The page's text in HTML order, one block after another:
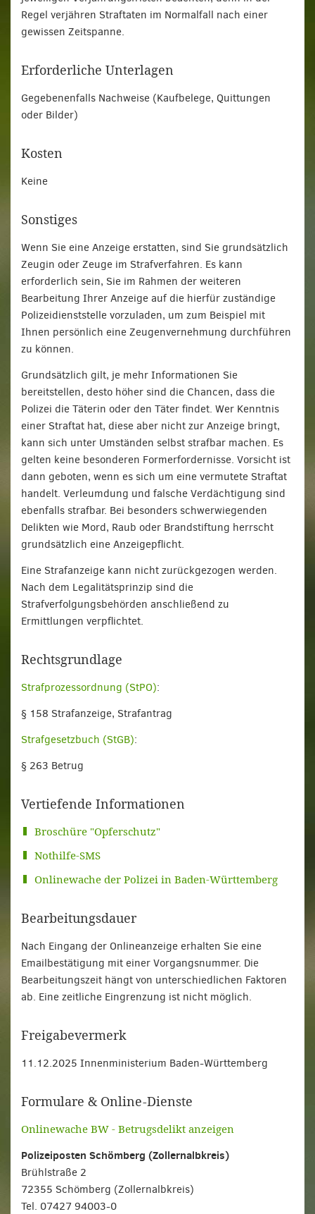
Regel verjähren Straftaten im Normalfall nach einer
gewissen Zeitspanne.
Erforderliche Unterlagen
Gegebenenfalls Nachweise (Kaufbelege, Quittungen
oder Bilder)
Kosten
Keine
Sonstiges
Wenn Sie eine Anzeige erstatten, sind Sie grundsätzlich
Zeugin oder Zeuge im Strafverfahren. Es kann
erforderlich sein, Sie im Rahmen der weiteren
Bearbeitung Ihrer Anzeige auf die hierfür zuständige
Polizeidienststelle vorzuladen, um zum Beispiel mit
Ihnen persönlich eine Zeugenvernehmung durchführen
zu können.
Grundsätzlich gilt, je mehr Informationen Sie
bereitstellen, desto höher sind die Chancen, dass die
Polizei die Täterin oder den Täter findet. Wer Kenntnis
einer Straftat hat, diese aber nicht zur Anzeige bringt,
kann sich unter Umständen selbst strafbar machen. Es
gelten keine besonderen Formerfordernisse. Vorsicht ist
dann geboten, wenn es sich um eine vermutete Straftat
handelt. Verleumdung und falsche Verdächtigung sind
ebenfalls strafbar. Bei besonders schwerwiegenden
Delikten wie Mord, Raub oder Brandstiftung herrscht
grundsätzlich eine Anzeigepflicht.
Eine Strafanzeige kann nicht zurückgezogen werden.
Nach dem Legalitätsprinzip sind die
Strafverfolgungsbehörden anschließend zu
Ermittlungen verpflichtet.
Rechtsgrundlage
Strafprozessordnung (StPO):
§ 158 Strafanzeige, Strafantrag
Strafgesetzbuch (StGB):
§ 263 Betrug
Vertiefende Informationen
Broschüre "Opferschutz"
Nothilfe-SMS
Onlinewache der Polizei in Baden-Württemberg
Bearbeitungsdauer
Nach Eingang der Onlineanzeige erhalten Sie eine
Emailbestätigung mit einer Vorgangsnummer. Die
Bearbeitungszeit hängt von unterschiedlichen Faktoren
ab. Eine zeitliche Eingrenzung ist nicht möglich.
Freigabevermerk
11.12.2025 Innenministerium Baden-Württemberg
Formulare & Online-Dienste
Onlinewache BW - Betrugsdelikt anzeigen
Polizeiposten Schömberg (Zollernalbkreis)
Brühlstraße 2
72355 Schömberg (Zollernalbkreis)
Tel. 07427 94003-0